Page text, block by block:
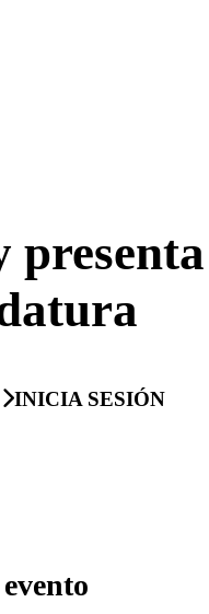
presenta
INICIA SESIÓN